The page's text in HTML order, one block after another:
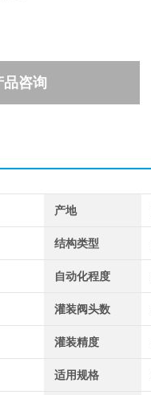
品咨询
产地
结构类型
自动化程度
灌装阀头数
灌装精度
适用规格